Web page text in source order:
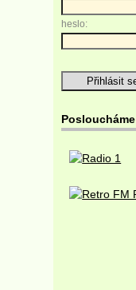
heslo:
Posloucháme